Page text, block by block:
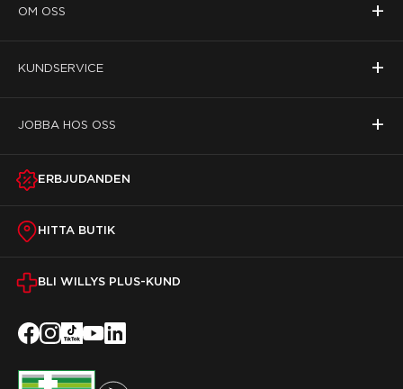
OM OSS +
KUNDSERVICE +
JOBBA HOS OSS +
ERBJUDANDEN
HITTA BUTIK
BLI WILLYS PLUS-KUND